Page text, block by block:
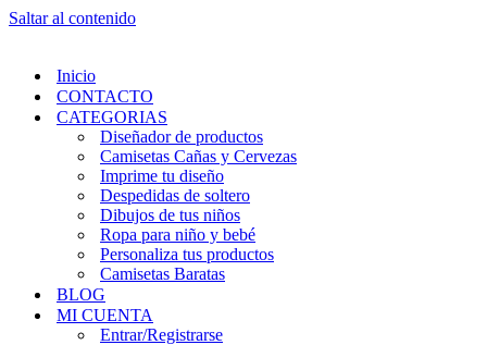
Saltar al contenido
Inicio
CONTACTO
CATEGORIAS
Diseñador de productos
Camisetas Cañas y Cervezas
Imprime tu diseño
Despedidas de soltero
Dibujos de tus niños
Ropa para niño y bebé
Personaliza tus productos
Camisetas Baratas
BLOG
MI CUENTA
Entrar/Registrarse